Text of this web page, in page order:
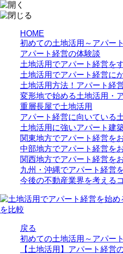
HOME
初めての土地活用～アパー
アパート経営の体験談
土地活用でアパート経営を
土地活用でアパート経営に
土地活用方法！アパート経
変形地で始める土地活用・
重層長屋で土地活用
アパート経営に向いている
土地活用に強いアパート建
関東地方でアパート経営を
中部地方でアパート経営を
関西地方でアパート経営を
九州・沖縄でアパート経営
今後の不動産業界を考える
戻る
初めての土地活用～アパー
【土地活用】アパート経営